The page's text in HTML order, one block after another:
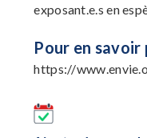
exposant.e.s en
Pour en savoir
https://